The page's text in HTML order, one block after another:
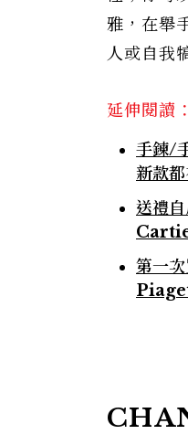
雅，在舉
人或自我
延伸閱讀：
手鍊/
新款
送禮
第一